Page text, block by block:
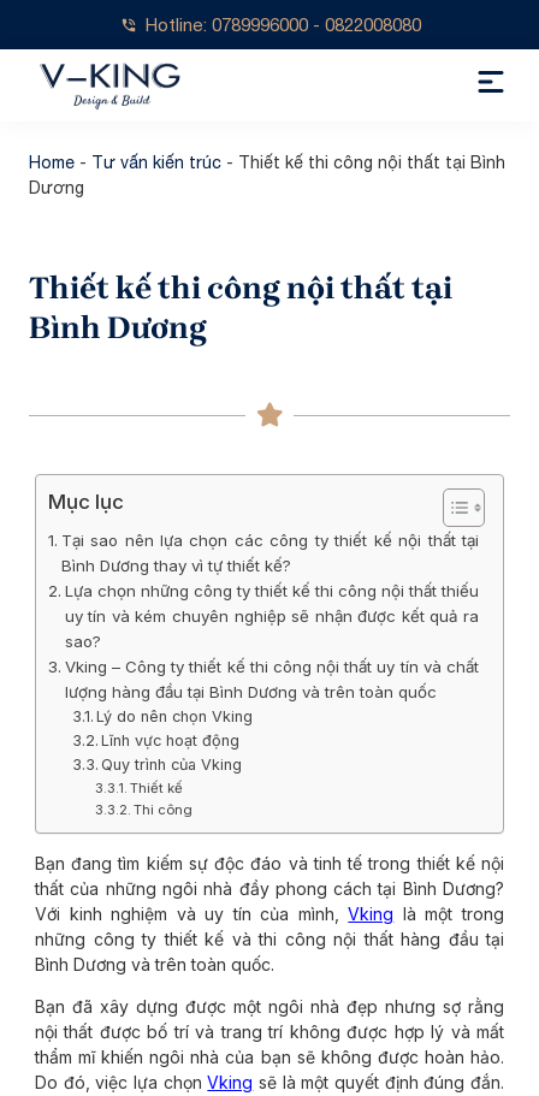
Hotline: 0789996000 - 0822008080
Home - Tư vấn kiến trúc - Thiết kế thi công nội thất tại Bình
Dương
Thiết kế thi công nội thất tại
Bình Dương
Mục lục
Tại sao nên lựa chọn các công ty thiết kế nội thất tại
Bình Dương thay vì tự thiết kế?
Lựa chọn những công ty thiết kế thi công nội thất thiếu
uy tín và kém chuyên nghiệp sẽ nhận được kết quả ra
sao?
Vking – Công ty thiết kế thi công nội thất uy tín và chất
lượng hàng đầu tại Bình Dương và trên toàn quốc
Lý do nên chọn Vking
Lĩnh vực hoạt động
Quy trình của Vking
Thiết kế
Thi công
Bạn đang tìm kiếm sự độc đáo và tinh tế trong thiết kế nội
thất của những ngôi nhà đầy phong cách tại Bình Dương?
Với kinh nghiệm và uy tín của mình,Vking là một trong
những công ty thiết kế và thi công nội thất hàng đầu tại
Bình Dương và trên toàn quốc.
Bạn đã xây dựng được một ngôi nhà đẹp nhưng sợ rằng
nội thất được bố trí và trang trí không được hợp lý và mất
thẩm mĩ khiến ngôi nhà của bạn sẽ không được hoàn hảo.
Do đó, việc lựa chọnVking sẽ là một quyết định đúng đắn.